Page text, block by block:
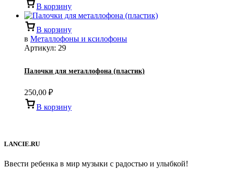
В корзину
В корзину
в Металлофоны и ксилофоны
Артикул: 29
Палочки для металлофона (пластик)
250,00 ₽
В корзину
LANCIE.RU
Ввести ребенка в мир музыки с радостью и улыбкой!